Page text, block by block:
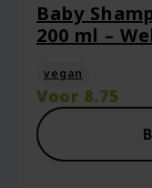
Naam
Baby
200 ml –
vegan
Voor 8.75